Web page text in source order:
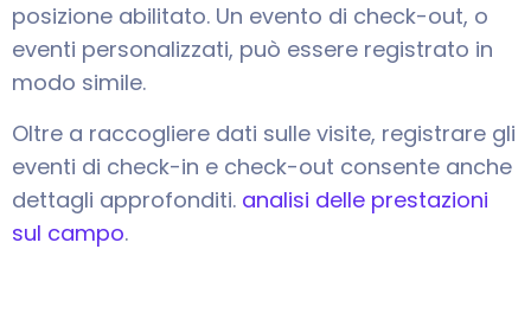
posizione abilitato. Un evento di check-out, o
eventi personalizzati, può essere registrato in
modo simile.
Oltre a raccogliere dati sulle visite, registrare gli
eventi di check-in e check-out consente anche
dettagli approfonditi. analisi delle prestazioni
sul campo.